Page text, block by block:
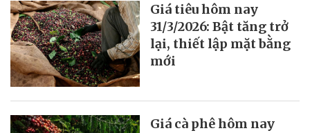
Giá tiêu hôm nay
31/3/2026: Bật tăng trở
lại, thiết lập mặt bằng
mới
Giá cà phê hôm nay